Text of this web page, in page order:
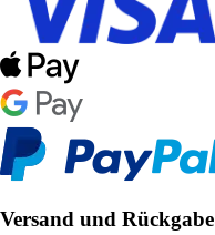
Versand und Rückgabe